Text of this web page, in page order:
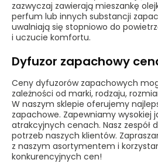
zazwyczaj zawierają mieszankę
perfum lub innych substancji
uwalniają się stopniowo do
i uczucie komfortu.
Dyfuzor zapachowy
Ceny dyfuzorów zapachowych
zależności od marki, rodzaju,
W naszym sklepie oferujemy
zapachowe. Zapewniamy wysokiej
atrakcyjnych cenach. Nasz zespół
potrzeb naszych klientów.
z naszym asortymentem i
konkurencyjnych cen!